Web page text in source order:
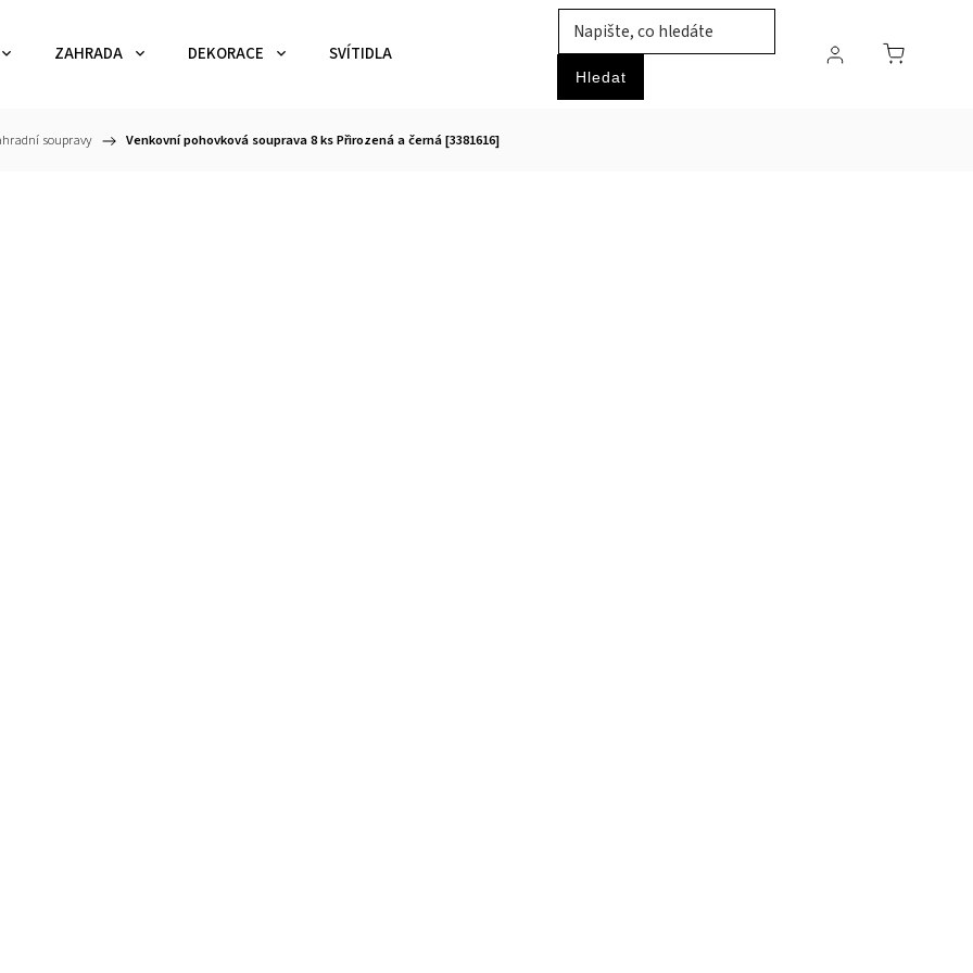
Hledat
ZAHRADA DEKORACE SVÍTIDLA ZVÍŘATA PRŮMYSLOVÉ ZBOŽÍ HOBBY
soupravy / Venkovní pohovková souprava 8 ks Přirozená a černá [3381616]